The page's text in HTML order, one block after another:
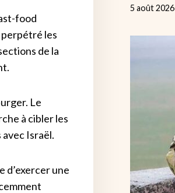
food
perpétré les
de la
Le
à cibler les
Israël.
d’exercer une
5 août 2026